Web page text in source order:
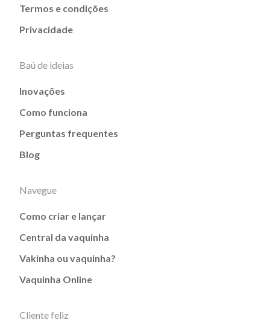
Termos e condições
Privacidade
Baú de ideias
Inovações
Como funciona
Perguntas frequentes
Blog
Navegue
Como criar e lançar
Central da vaquinha
Vakinha ou vaquinha?
Vaquinha Online
Cliente feliz